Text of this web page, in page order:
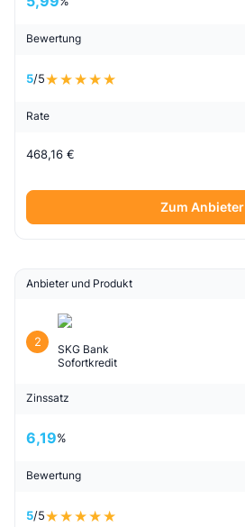
Bewertung
5/5
Rate
468,16 €
Zum Anbieter
Anbieter und Produkt
2
SKG Bank
Sofortkredit
Zinssatz
6,19%
Bewertung
5/5